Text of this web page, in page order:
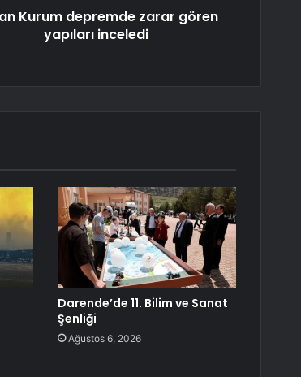
Kurum depremde zarar gören
yapıları inceledi
Darende’de 11. Bilim ve Sanat
Şenliği
Ağustos 6, 2026